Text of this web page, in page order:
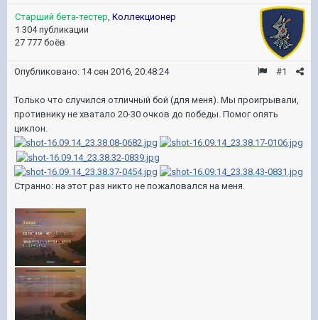
Старший бета-тестер Коллекционер
1 304 публикации
27 777 боёв
#1
Опубликовано: 14 сен 2016, 20:48:24
Только что случился отличный бой (для меня). Мы проигрывали,
противнику не хватало 20-30 очков до победы. Помог опять
циклон.
Странно: на этот раз никто не пожаловался на меня.